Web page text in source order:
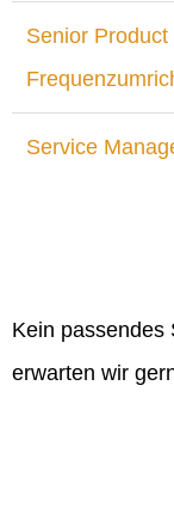
Senior
Service
Kein passendes
erwarten wir